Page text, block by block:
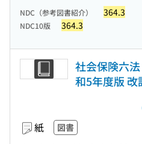
NDC（参考図書紹介） 364.3
NDC10版 364.3
社会保険六
和5年度版 改
紙 図書